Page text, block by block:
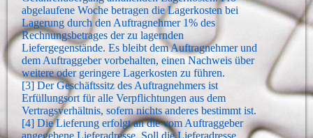
abgelaufene Woche betragen die Lagerkosten bei
Lagerung durch den Auftragnehmer 1% des
Rechnungsbetrages der zu lagernden
Liefergegenstände. Es bleibt dem Auftragnehmer und
dem Auftraggeber vorbehalten, einen Nachweis über
weitere oder geringere Lagerkosten zu führen.
[3] Der Geschäftssitz des Auftragnehmers ist
Erfüllungsort für alle Verpflichtungen aus dem
Vertragsverhältnis, sofern nichts anderes bestimmt ist.
[4] Die Lieferung erfolgt an die vom Auftraggeber
angegebene Lieferadresse. Soll die Lieferadresse